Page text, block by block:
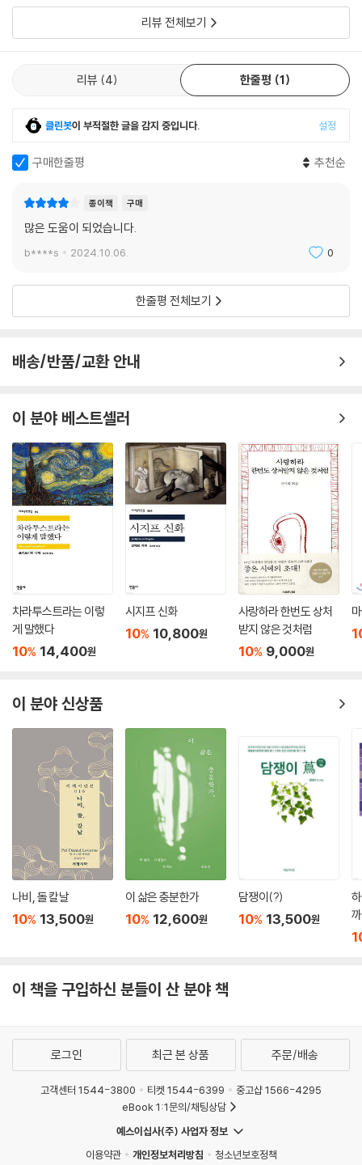
밤이고 낮이고 선언한다
“자유롭고자 하는 모든 가난한 어린 국민이여
--- p.422 「XI. 풍자의 대상들 - 코뮤니즘과 파시즘 /추수감사절(1956)」
(누구도 모르겠지만)
샘은 진정한 남자였어요
자신의 일을 마치곤
자신을 눕혔죠.
--- p.184 「IV. 초상 /5 비든 우박이든」 중에서
낭비함을 관대한으로 보아라
순전한 경이를 단순한 놀라움으로 보아라
만족을 황홀로 보아라
조심을 호기심으로
(그리고 눈을 감아라)
--- p.480 「XII. 결말 - 필멸자의 속삭임 / 2 낭비함을 관대한으로 보아라」
전문
커밍스의 시는 자연의 아름다움과 도시의 소음, 그리고 이 둘 사이의 긴장
감을 동시에 그려 내며 독자에게 공존하는 두 세계의 미묘한 조화를 느끼
게 한다. 사랑과 인간 혐오를 동시에 탐구하는 그의 시는 한편으로 깊은 애
정을, 다른 한편으로 인간 본성에 대한 냉소적 시각을 보여 주기도 한다. 이
러한 이중적 접근은 커밍스의 시를 더욱 풍부하고 다층적으로 만들어 주
며, 과거는 물론 오늘날에 이르기까지 독자로 하여금 그의 작품을 통해 끊
기에, 즉 실험적 형식을 통해 전통적 시의 구조를 해체하면서도 그 안에 깊
은 감정과 인간적 이야기를 담아내려 했기에 그 의의가 있다.
--- p.525 「해설」 중에서
인간에 대한 사랑과 혐오의 감정이라는 탐구는 한편으로는 깊은 애정을,
다른 한편으로는 냉소적 시각을 보여 주며 시를 더욱 풍부하고 다층적으로
이 새로운 통찰을 얻는 이유다.
번역의 불가능성을 딛고 커밍스 읽기의 하나의 독법을 제시하다
이번 선집을 번역한 현대 영미시 전공자인 박선아 교수는 “커밍스의 시를
오늘날 다시 읽는 일은 단순히 문학적 실험을 넘어 인간 경험의 복잡성과
서도 그 안에 깊은 감정과 인간적 이야기를 담아내려 했기에 그 의의가 있
다”고 이야기한다.
을 함의하는 커밍스의 실험성 짙은 시들 때문에 그의 작품을 연구하는 한
국 학자들의 논문에서는 시 번역을 배제하는 경우도 간혹 있어 왔다. 이 책
고 밝히며 “이 같은 번역 불가능성을 딛고 독자들에게 최대한 그 의미와 실
본서는 옮긴이의 이러한 바람과 의도를 충실히 담아내고자 원문을 함께 싣
고, 고딕체와 드러냄표 등을 활용해 원문에서 영문법상 대문자로 처리되는
부분이 소문자로 처리되거나 그 반대의 경우를 한글에서도 비슷하게 구현
하고자 했다.
리뷰 전체보기
리뷰 4 한줄평 1
클린봇이 부적절한 글을 감지 중입니다. 설정
구매한줄평 추천순
종이책 구매
많은 도움이 되었습니다.
b****s 2024.10.06. 0
한줄평 전체보기
배송/반품/교환 안내
이 분야 베스트셀러
차라투스트라는 이렇
게 말했다
10% 14,400원
시지프 신화
10% 10,800원
사랑하라 한번도 상처
받지 않은 것처럼
10% 9,000원
이 분야 신상품
나비, 돌 칼날
10% 13,500원
이 삶은 충분한가
10% 12,600원
담쟁이(?)
10% 13,500원
이 책을 구입하신 분들이 산 분야 책
로그인 최근 본 상품 주문/배송
고객센터 1544-3800 티켓 1544-6399
중고샵 1566-4295
eBook 1:1문의/채팅상담
예스이십사(주) 사업자 정보
이용약관
개인정보처리방침 청소년보호정책